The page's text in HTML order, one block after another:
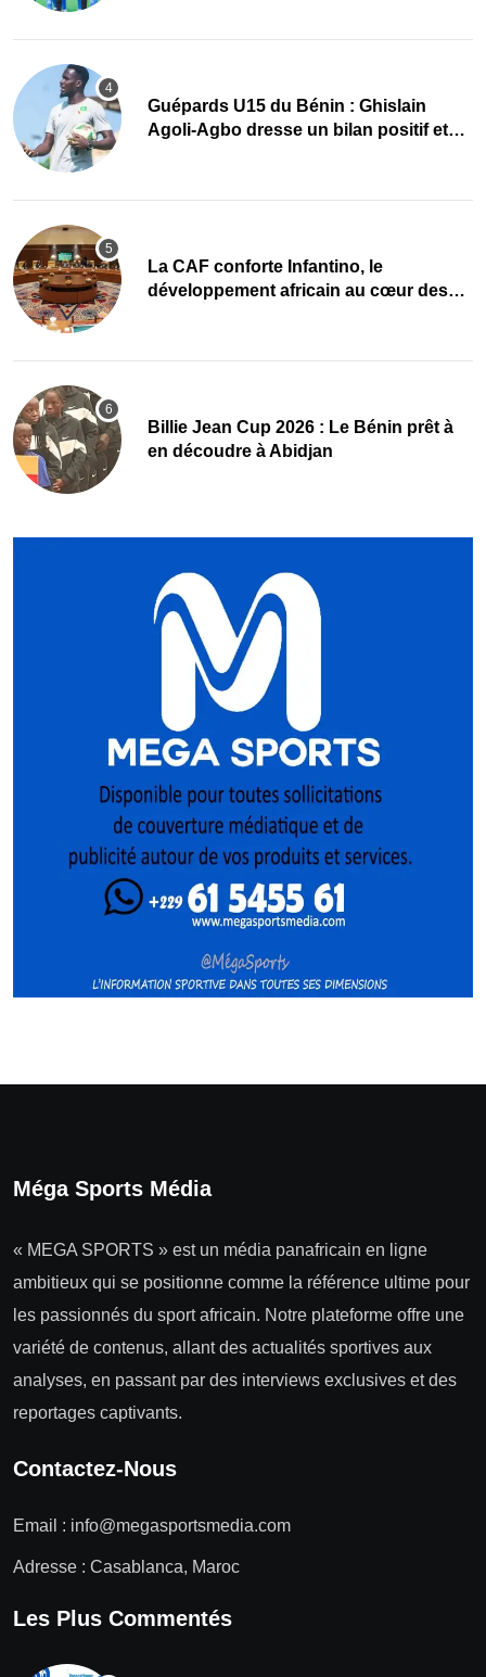
Guépards U15 du Bénin : Ghislain
Agoli-Agbo dresse un bilan positif et
La CAF conforte Infantino, le
développement africain au cœur des
Billie Jean Cup 2026 : Le Bénin prêt à
en découdre à Abidjan
Méga Sports Média
« MEGA SPORTS » est un média panafricain en ligne
ambitieux qui se positionne comme la référence ultime pour
les passionnés du sport africain. Notre plateforme offre une
variété de contenus, allant des actualités sportives aux
analyses, en passant par des interviews exclusives et des
reportages captivants.
Contactez-Nous
Email : info@megasportsmedia.com
Adresse : Casablanca, Maroc
Les Plus Commentés